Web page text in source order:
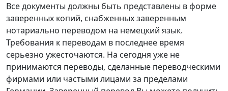
Все документы должны быть представлены в форме
заверенных копий, снабженных заверенным
нотариально переводом на немецкий язык.
Требования к переводам в последнее время
серьезно ужесточаются. На сегодня уже не
принимаются переводы, сделанные переводческими
фирмами или частыми лицами за пределами